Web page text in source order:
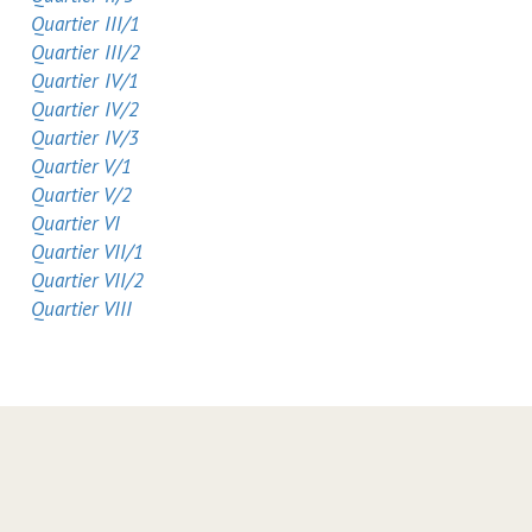
Quartier III/1
Quartier III/2
Quartier IV/1
Quartier IV/2
Quartier IV/3
Quartier V/1
Quartier V/2
Quartier VI
Quartier VII/1
Quartier VII/2
Quartier VIII